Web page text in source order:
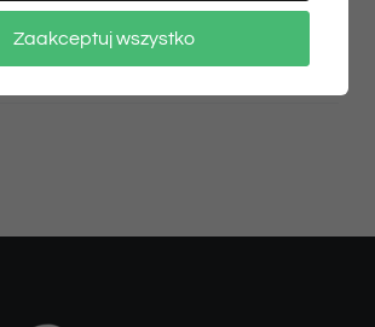
Zaakceptuj wszystko